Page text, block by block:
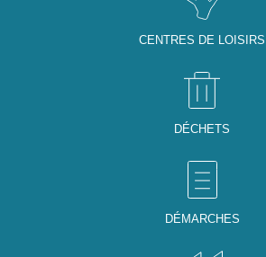
CENTRES DE LOISIRS
DÉCHETS
DÉMARCHES